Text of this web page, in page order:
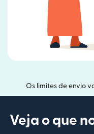
Os limites de envio
Veja o que